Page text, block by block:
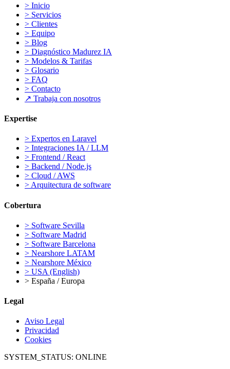
> Inicio
> Servicios
> Clientes
> Equipo
> Blog
> Diagnóstico Madurez IA
> Modelos & Tarifas
> Glosario
> FAQ
> Contacto
↗ Trabaja con nosotros
Expertise
> Expertos en Laravel
> Integraciones IA / LLM
> Frontend / React
> Backend / Node.js
> Cloud / AWS
> Arquitectura de software
Cobertura
> Software Sevilla
> Software Madrid
> Software Barcelona
> Nearshore LATAM
> Nearshore México
> USA (English)
> España / Europa
Legal
Aviso Legal
Privacidad
Cookies
SYSTEM_STATUS: ONLINE